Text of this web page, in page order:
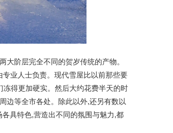
阶层完全不同的贺岁传统的产物。
业人士负责。现代雪屋比以前那些要
得更加硬实。然后大约花费半天的时
边等全市各处。除此以外,还另有数以
具特色,营造出不同的氛围与魅力,都